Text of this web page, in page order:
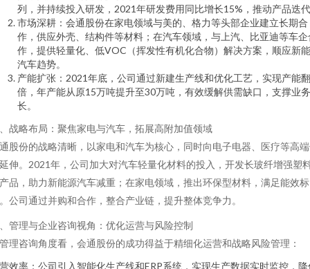
列，并持续投入研发，2021年研发费用同比增长15%，推动产品迭
市场深耕：会通股份在家电领域与美的、格力等头部企业建立长期合
作，供应外壳、结构件等材料；在汽车领域，与上汽、比亚迪等车企
作，提供轻量化、低VOC（挥发性有机化合物）解决方案，顺应新
汽车趋势。
产能扩张：2021年底，公司通过新建生产线和优化工艺，实现产能翻
倍，年产能从原15万吨提升至30万吨，有效缓解供需缺口，支撑业
长。
战略布局：聚焦家电与汽车，拓展高附加值领域
股份的战略清晰，以家电和汽车为核心，同时向电子电器、医疗等高
伸。2021年，公司加大对汽车轻量化材料的投入，开发长玻纤增强塑
品，助力新能源汽车减重；在家电领域，推出环保型材料，满足能效标
公司通过并购和合作，整合产业链，提升整体竞争力。
管理与企业咨询视角：优化运营与风险控制
理咨询角度看，会通股份的成功得益于精细化运营和战略风险管理：
效率：公司引入智能化生产线和ERP系统，实现生产数据实时监控，降